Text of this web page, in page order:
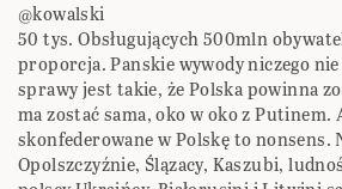
@kowalski
50 tys. Obsługujących 500mln
proporcja. Panskie wywody niczego
sprawy jest takie, że Polska powinna
ma zostać sama, oko w oko z Putinem.
skonfederowane w Polskę to nonsens.
Opolszczyźnie, Ślązacy, Kaszubi,